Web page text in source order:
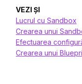
VEZI ȘI
Lucrul cu Sandbox
Crearea unui
Efectuarea
Crearea unui